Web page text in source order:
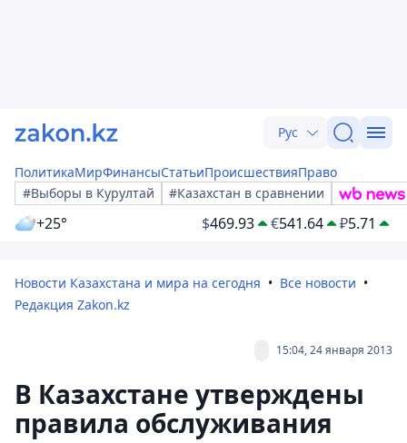
Рус
ПолитикаМирФинансыСтатьиПроисшествияПраво
#Выборы в Курултай
#Казахстан в сравнении
+25° $469.93 €541.64 ₽5.71
Новости Казахстана и мира на сегодня
Все новости
Редакция Zakon.kz
15:04, 24 января 2013
В Казахстане утверждены
правила обслуживания